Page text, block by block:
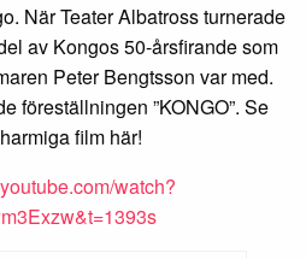
När Teater Albatross turnerade
av Kongos 50-årsfirande som
Peter Bengtsson var med.
föreställningen ”KONGO”. Se
film här!
watch?